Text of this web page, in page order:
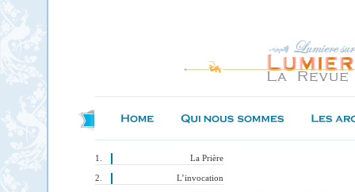
La Prière
L’invocation